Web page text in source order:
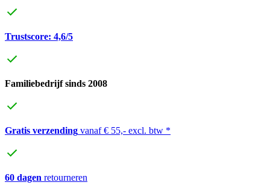
Trustscore: 4,6/5
Familiebedrijf sinds 2008
Gratis verzending vanaf € 55,- excl. btw *
60 dagen retourneren